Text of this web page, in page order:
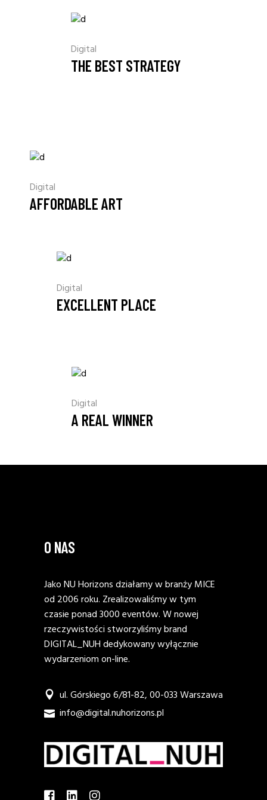
Digital
THE BEST STRATEGY
Digital
AFFORDABLE ART
Digital
EXCELLENT PLACE
Digital
A REAL WINNER
O NAS
Jako NU Horizons działamy w branży MICE
od 2006 roku. Zrealizowaliśmy w tym
czasie ponad 3000 eventów. W nowej
rzeczywistości stworzyliśmy brand
DIGITAL_NUH dedykowany wyłącznie
wydarzeniom on-line.
ul. Górskiego 6/81-82, 00-033 Warszawa
info@digital.nuhorizons.pl